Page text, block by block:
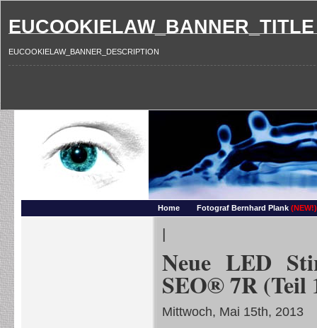
EUCOOKIELAW_BANNER_TITLE
EUCOOKIELAW_BANNER_DESCRIPTION
Home Fotograf Bernhard Plank (NEW!)
|
Neue LED
SEO® 7R (Teil
Mittwoch, Mai 15th, 2013